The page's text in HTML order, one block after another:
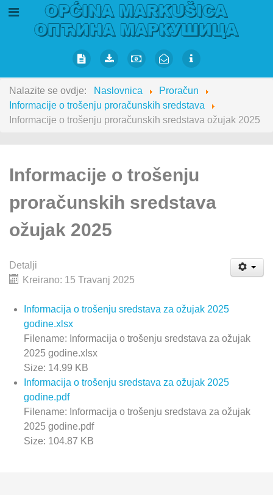
Nalazite se ovdje: Naslovnica
Proračun
Informacije o trošenju proračunskih sredstava
Informacije o trošenju proračunskih sredstava ožujak 2025
Informacije o trošenju
proračunskih sredstava
ožujak 2025
Detalji
Kreirano: 15 Travanj 2025
Informacija o trošenju sredstava za ožujak 2025
godine.xlsx
Filename: Informacija o trošenju sredstava za ožujak
2025 godine.xlsx
Size: 14.99 KB
Informacija o trošenju sredstava za ožujak 2025
godine.pdf
Filename: Informacija o trošenju sredstava za ožujak
2025 godine.pdf
Size: 104.87 KB